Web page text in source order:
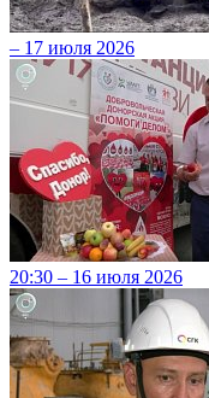
– 17 июля 2026
20:30 – 16 июля 2026